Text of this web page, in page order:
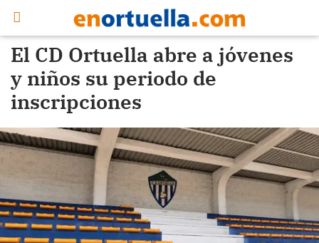
El CD Ortuella abre a jóvenes
y niños su periodo de
inscripciones